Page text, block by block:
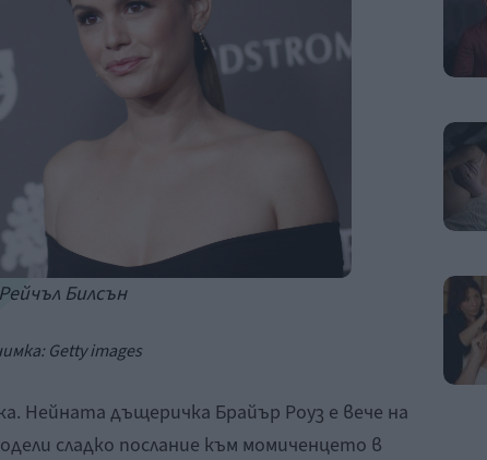
Рейчъл Билсън
Getty images
Нейната дъщеричка Брайър Роуз е вече на
сладко послание към момиченцето в